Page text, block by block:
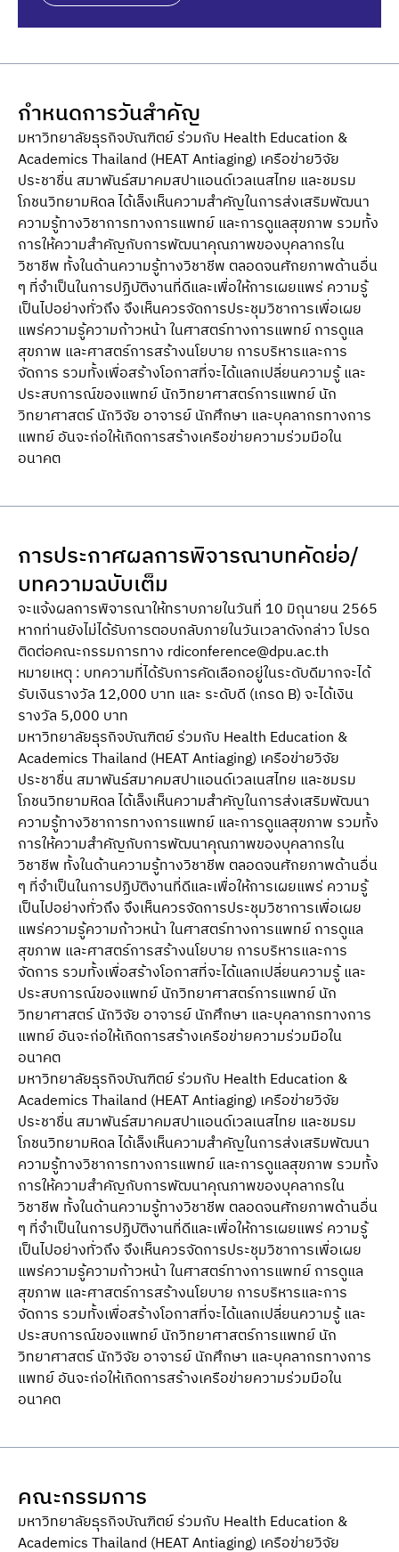
กำหนดการวันสำคัญ
มหาวิทยาลัยธุรกิจบัณฑิตย์ ร่วมกับ Health Education &
Academics Thailand (HEAT Antiaging) เครือข่ายวิจัย
ประชาชื่น สมาพันธ์สมาคมสปาแอนด์เวลเนสไทย และชมรม
โภชนวิทยามหิดล ได้เล็งเห็นความสําคัญในการส่งเสริมพัฒนา
ความรู้ทางวิชาการทางการแพทย์ และการดูแลสุขภาพ รวมทั้ง
การให้ความสําคัญกับการพัฒนาคุณภาพของบุคลากรใน
วิชาชีพ ทั้งในด้านความรู้ทางวิชาชีพ ตลอดจนศักยภาพด้านอื่น
ๆ ที่จําเป็นในการปฏิบัติงานที่ดีและเพื่อให้การเผยแพร่ ความรู้
เป็นไปอย่างทั่วถึง จึงเห็นควรจัดการประชุมวิชาการเพื่อเผย
แพร่ความรู้ความก้าวหน้า ในศาสตร์ทางการแพทย์ การดูแล
สุขภาพ และศาสตร์การสร้างนโยบาย การบริหารและการ
จัดการ รวมทั้งเพื่อสร้างโอกาสที่จะได้แลกเปลี่ยนความรู้ และ
ประสบการณ์ของแพทย์ นักวิทยาศาสตร์การแพทย์ นัก
วิทยาศาสตร์ นักวิจัย อาจารย์ นักศึกษา และบุคลากรทางการ
แพทย์ อันจะก่อให้เกิดการสร้างเครือข่ายความร่วมมือใน
อนาคต
การประกาศผลการพิจารณาบทคัดย่อ/
บทความฉบับเต็ม
จะแจ้งผลการพิจารณาให้ทราบภายในวันที่ 10 มิถุนายน 2565
หากท่านยังไม่ได้รับการตอบกลับภายในวันเวลาดังกล่าว โปรด
ติดต่อคณะกรรมการทาง rdiconference@dpu.ac.th
หมายเหตุ : บทความที่ได้รับการคัดเลือกอยู่ในระดับดีมากจะได้
รับเงินรางวัล 12,000 บาท และ ระดับดี (เกรด B) จะได้เงิน
รางวัล 5,000 บาท
มหาวิทยาลัยธุรกิจบัณฑิตย์ ร่วมกับ Health Education &
Academics Thailand (HEAT Antiaging) เครือข่ายวิจัย
ประชาชื่น สมาพันธ์สมาคมสปาแอนด์เวลเนสไทย และชมรม
โภชนวิทยามหิดล ได้เล็งเห็นความสําคัญในการส่งเสริมพัฒนา
ความรู้ทางวิชาการทางการแพทย์ และการดูแลสุขภาพ รวมทั้ง
การให้ความสําคัญกับการพัฒนาคุณภาพของบุคลากรใน
วิชาชีพ ทั้งในด้านความรู้ทางวิชาชีพ ตลอดจนศักยภาพด้านอื่น
ๆ ที่จําเป็นในการปฏิบัติงานที่ดีและเพื่อให้การเผยแพร่ ความรู้
เป็นไปอย่างทั่วถึง จึงเห็นควรจัดการประชุมวิชาการเพื่อเผย
แพร่ความรู้ความก้าวหน้า ในศาสตร์ทางการแพทย์ การดูแล
สุขภาพ และศาสตร์การสร้างนโยบาย การบริหารและการ
จัดการ รวมทั้งเพื่อสร้างโอกาสที่จะได้แลกเปลี่ยนความรู้ และ
ประสบการณ์ของแพทย์ นักวิทยาศาสตร์การแพทย์ นัก
วิทยาศาสตร์ นักวิจัย อาจารย์ นักศึกษา และบุคลากรทางการ
แพทย์ อันจะก่อให้เกิดการสร้างเครือข่ายความร่วมมือใน
อนาคต
มหาวิทยาลัยธุรกิจบัณฑิตย์ ร่วมกับ Health Education &
Academics Thailand (HEAT Antiaging) เครือข่ายวิจัย
ประชาชื่น สมาพันธ์สมาคมสปาแอนด์เวลเนสไทย และชมรม
โภชนวิทยามหิดล ได้เล็งเห็นความสําคัญในการส่งเสริมพัฒนา
ความรู้ทางวิชาการทางการแพทย์ และการดูแลสุขภาพ รวมทั้ง
การให้ความสําคัญกับการพัฒนาคุณภาพของบุคลากรใน
วิชาชีพ ทั้งในด้านความรู้ทางวิชาชีพ ตลอดจนศักยภาพด้านอื่น
ๆ ที่จําเป็นในการปฏิบัติงานที่ดีและเพื่อให้การเผยแพร่ ความรู้
เป็นไปอย่างทั่วถึง จึงเห็นควรจัดการประชุมวิชาการเพื่อเผย
แพร่ความรู้ความก้าวหน้า ในศาสตร์ทางการแพทย์ การดูแล
สุขภาพ และศาสตร์การสร้างนโยบาย การบริหารและการ
จัดการ รวมทั้งเพื่อสร้างโอกาสที่จะได้แลกเปลี่ยนความรู้ และ
ประสบการณ์ของแพทย์ นักวิทยาศาสตร์การแพทย์ นัก
วิทยาศาสตร์ นักวิจัย อาจารย์ นักศึกษา และบุคลากรทางการ
แพทย์ อันจะก่อให้เกิดการสร้างเครือข่ายความร่วมมือใน
อนาคต
คณะกรรมการ
มหาวิทยาลัยธุรกิจบัณฑิตย์ ร่วมกับ Health Education &
Academics Thailand (HEAT Antiaging) เครือข่ายวิจัย